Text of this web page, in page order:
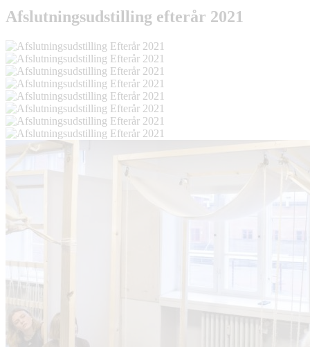
Afslutningsudstilling efterår 2021